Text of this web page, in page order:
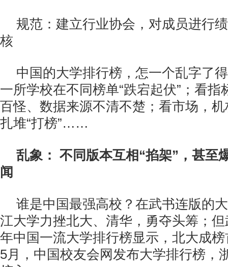
规范：建立行业协会，对成员进行
核
中国的大学排行榜，怎一个乱字了
一所学校在不同榜单“跌宕起伏”；看指
百怪、数据来源不清不楚；看市场，
扎堆“打榜”……
乱象： 不同版本互相“掐架”，甚至
闻
谁是中国最强高校？在武书连版的
江大学力挫北大、清华，勇夺头筹；
年中国一流大学排行榜显示，北大成
5月，中国校友会网发布大学排行榜，